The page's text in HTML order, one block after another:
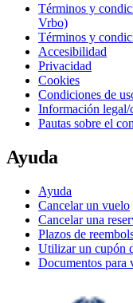
Términos y
Vrbo)
Términos y
Accesibilidad
Privacidad
Cookies
Condiciones de
Información legal/
Pautas sobre el
Ayuda
Ayuda
Cancelar un vuelo
Cancelar una
Plazos de
Utilizar un cupón
Documentos para